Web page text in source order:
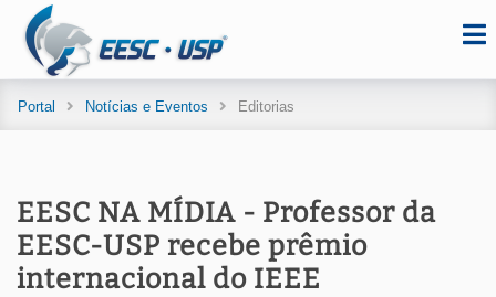
Portal Notícias e Eventos Editorias
EESC NA MÍDIA - Professor da
EESC-USP recebe prêmio
internacional do IEEE